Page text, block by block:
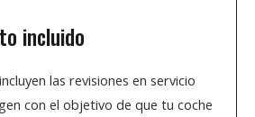
incluido
las revisiones en servicio
con el objetivo de que tu coche